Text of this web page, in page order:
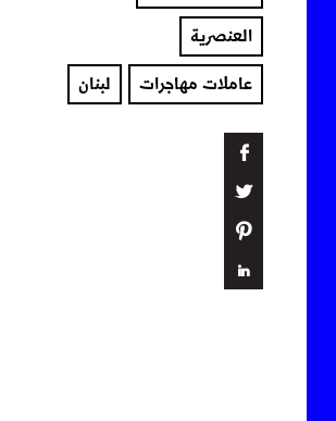
العنصرية
عاملات مهاجرات لبنان